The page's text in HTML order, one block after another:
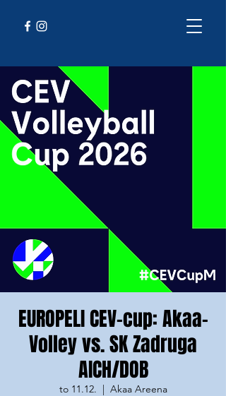
EUROPELI CEV-cup: Akaa-
Volley vs. SK Zadruga
AICH/DOB
to 11.12.
  |
Akaa Areena